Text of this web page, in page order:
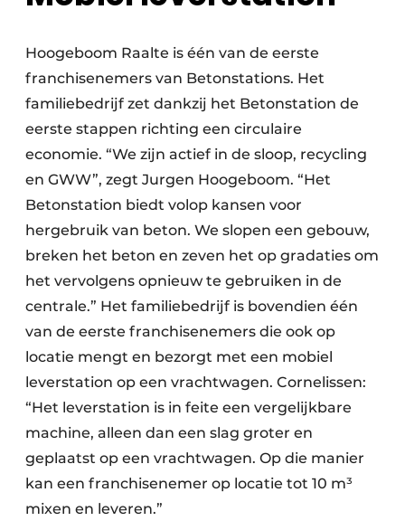
Hoogeboom Raalte is één van de eerste
franchisenemers van Betonstations. Het
familiebedrijf zet dankzij het Betonstation de
eerste stappen richting een circulaire
economie. “We zijn actief in de sloop, recycling
en GWW”, zegt Jurgen Hoogeboom. “Het
Betonstation biedt volop kansen voor
hergebruik van beton. We slopen een gebouw,
breken het beton en zeven het op gradaties om
het vervolgens opnieuw te gebruiken in de
centrale.” Het familiebedrijf is bovendien één
van de eerste franchisenemers die ook op
locatie mengt en bezorgt met een mobiel
leverstation op een vrachtwagen. Cornelissen:
“Het leverstation is in feite een vergelijkbare
machine, alleen dan een slag groter en
geplaatst op een vrachtwagen. Op die manier
kan een franchisenemer op locatie tot 10 m³
mixen en leveren.”